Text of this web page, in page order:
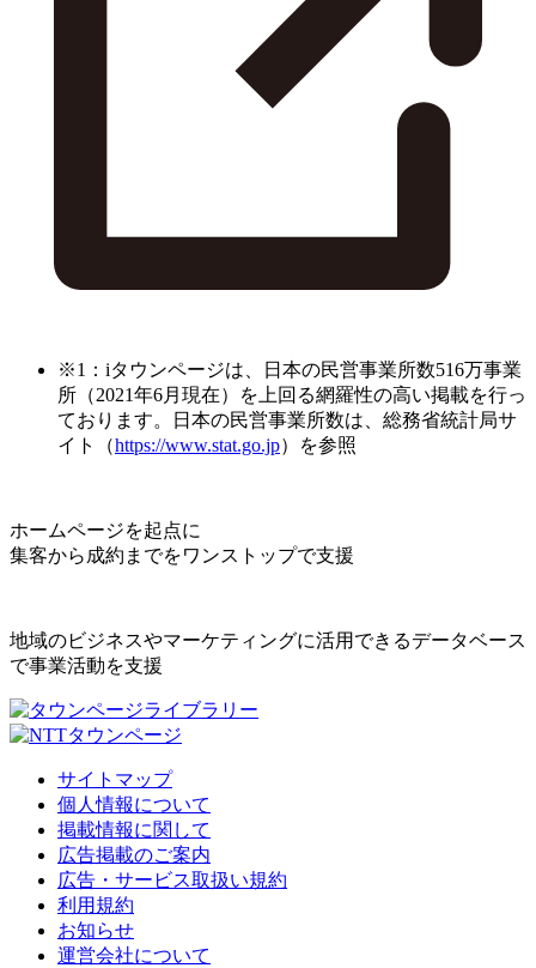
※1：iタウンページは、日本の民営事業所数516万事業
所（2021年6月現在）を上回る網羅性の高い掲載を行っ
ております。日本の民営事業所数は、総務省統計局サ
イト（https://www.stat.go.jp）を参照
ホームページを起点に
集客から成約までをワンストップで支援
地域のビジネスやマーケティングに活用できるデータベース
で事業活動を支援
サイトマップ
個人情報について
掲載情報に関して
広告掲載のご案内
広告・サービス取扱い規約
利用規約
お知らせ
運営会社について